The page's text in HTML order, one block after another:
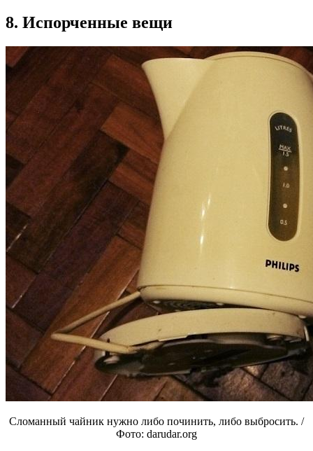
8. Испорченные вещи
Сломанный чайник нужно либо починить, либо выбросить. /
Фото: darudar.org